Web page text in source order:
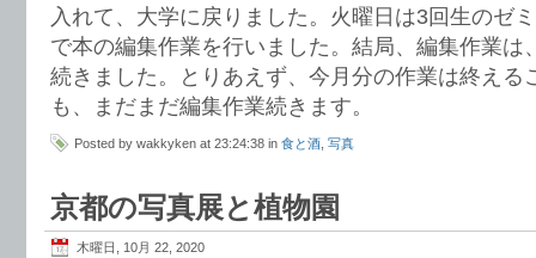
入れて、大学に戻りました。火曜日は3回生のゼ
で本の編集作業を行いました。結局、編集作業は
続きました。とりあえず、今月分の作業は終える
も、まだまだ編集作業続きます。
Posted by wakkyken at 23:24:38 in 食と酒 写真
京都の写真展と植物園
木曜日, 10月 22, 2020